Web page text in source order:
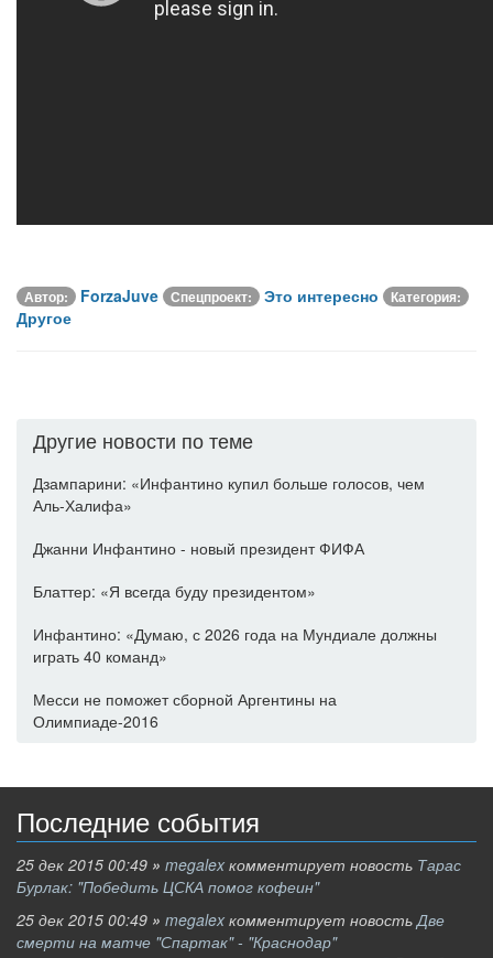
Автор: ForzaJuve Спецпроект: Это интересно Категория:
Другое
Другие новости по теме
Дзампарини: «Инфантино купил больше голосов, чем
Аль-Халифа»
Джанни Инфантино - новый президент ФИФА
Блаттер: «Я всегда буду президентом»
Инфантино: «Думаю, с 2026 года на Мундиале должны
играть 40 команд»
Месси не поможет сборной Аргентины на
Олимпиаде-2016
Последние события
25 дек 2015 00:49 » megalex комментирует новость Тарас
Бурлак: "Победить ЦСКА помог кофеин"
25 дек 2015 00:49 » megalex комментирует новостьДве
смерти на матче "Спартак" - "Краснодар"